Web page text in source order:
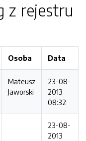
z rejestru
Osoba Data
Mateusz
Jaworski
23-08-
2013
08:32
23-08-
2013